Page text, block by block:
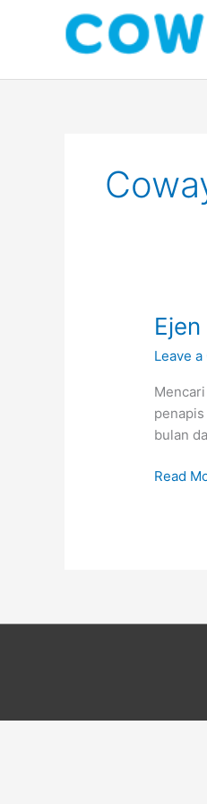
Leave
bulan
Ejen
Penapis
Air
Coway
Baru
Dua
Read